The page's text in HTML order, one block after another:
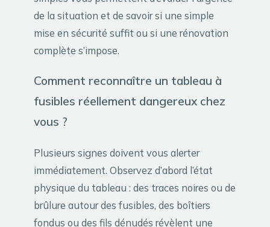
de la situation et de savoir si une simple
mise en sécurité suffit ou si une rénovation
complète s’impose.
Comment reconnaître un tableau à
fusibles réellement dangereux chez
vous ?
Plusieurs signes doivent vous alerter
immédiatement. Observez d’abord l’état
physique du tableau : des traces noires ou de
brûlure autour des fusibles, des boîtiers
fondus ou des fils dénudés révèlent une